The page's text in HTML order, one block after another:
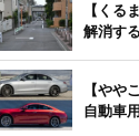
【くる
解消す
【やや
自動車